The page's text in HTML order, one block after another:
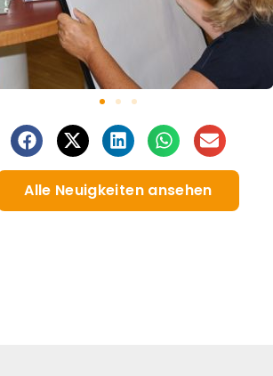
Alle Neuigkeiten ansehen